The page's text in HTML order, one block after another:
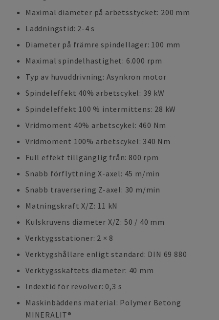
Maximal diameter på arbetsstycket: 200 mm
Laddningstid: 2-4 s
Diameter på främre spindellager: 100 mm
Maximal spindelhastighet: 6.000 rpm
Typ av huvuddrivning: Asynkron motor
Spindeleffekt 40% arbetscykel: 39 kW
Spindeleffekt 100 % intermittens: 28 kW
Vridmoment 40% arbetscykel: 460 Nm
Vridmoment 100% arbetscykel: 340 Nm
Full effekt tillgänglig från: 800 rpm
Snabb förflyttning X-axel: 45 m/min
Snabb traversering Z-axel: 30 m/min
Matningskraft X/Z: 11 kN
Kulskruvens diameter X/Z: 50 / 40 mm
Verktygsstationer: 2 × 8
Verktygshållare enligt standard: DIN 69 880
Verktygsskaftets diameter: 40 mm
Indextid för revolver: 0,3 s
Maskinbäddens material: Polymer Betong
MINERALIT®